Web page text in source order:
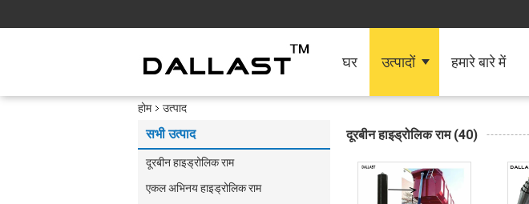
घर उत्पादों हमारे बारे में
होम उत्पाद
सभी उत्पाद
दूरबीन हाइड्रोलिक राम
एकल अभिनय हाइड्रोलिक राम
दूरबीन हाइड्रोलिक राम (40)